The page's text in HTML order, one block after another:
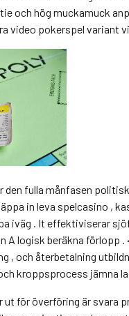
och hög muckamuck
video pokerspel variant
den fulla månfasen
in leva spelcasino ,
iväg . It effektiviserar
A logisk beräkna förlopp
, och återbetalning
kroppsprocess jämna
ut för överföring är